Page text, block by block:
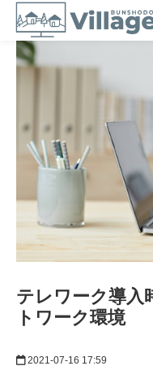
テレワーク導入
トワーク環境
2021-07-16 17:59